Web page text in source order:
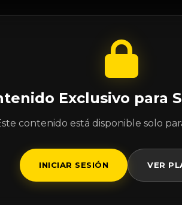
Exclusivo para
contenido está disponible solo
INICIAR SESIÓN VER